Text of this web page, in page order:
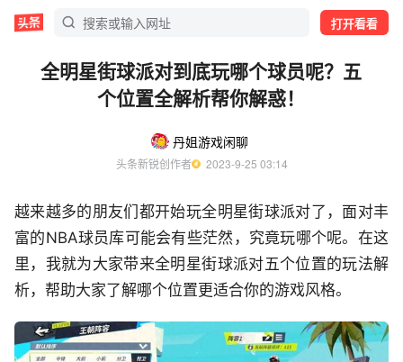
打开看看
全明星街球派对到底玩哪个球员呢？五
个位置全解析帮你解惑！
丹姐游戏闲聊
头条新锐创作者
  2023-9-25 03:14
越来越多的朋友们都开始玩全明星街球派对了，面对丰
富的NBA球员库可能会有些茫然，究竟玩哪个呢。在这
里，我就为大家带来全明星街球派对五个位置的玩法解
析，帮助大家了解哪个位置更适合你的游戏风格。